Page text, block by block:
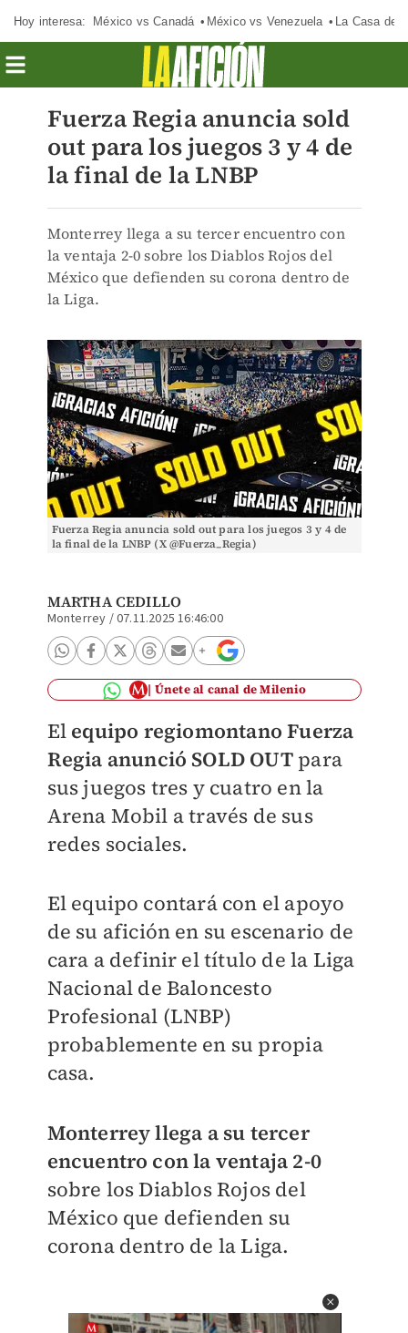
Hoy interesa: México vs Canadá México vs Venezuela La Casa de
Fuerza Regia anuncia sold
out para los juegos 3 y 4 de
la final de la LNBP
Monterrey llega a su tercer encuentro con
la ventaja 2-0 sobre los Diablos Rojos del
México que defienden su corona dentro de
la Liga.
Fuerza Regia anuncia sold out para los juegos 3 y 4 de
la final de la LNBP (X @Fuerza_Regia)
MARTHA CEDILLO
Monterrey /07.11.2025 16:46:00
Únete al canal de Milenio
El equipo regiomontano Fuerza
Regia anunció SOLD OUT para
sus juegos tres y cuatro en la
Arena Mobil a través de sus
redes sociales.
El equipo contará con el apoyo
de su afición en su escenario de
cara a definir el título de la Liga
Nacional de Baloncesto
Profesional (LNBP)
probablemente en su propia
casa.
Monterrey llega a su tercer
encuentro con la ventaja 2-0
sobre los Diablos Rojos del
México que defienden su
corona dentro de la Liga.